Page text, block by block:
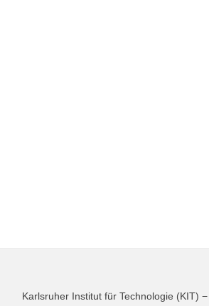
Karlsruher Institut für Technologie (KIT)